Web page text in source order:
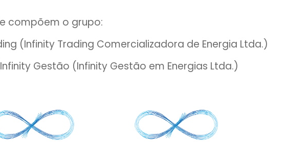
compõem o grupo:
(Infinity Trading Comercializadora de Energia Ltda.)
Gestão (Infinity Gestão em Energias Ltda.)